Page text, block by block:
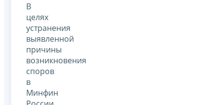
В
целях
устранения
выявленной
причины
возникновения
споров
в
Минфин